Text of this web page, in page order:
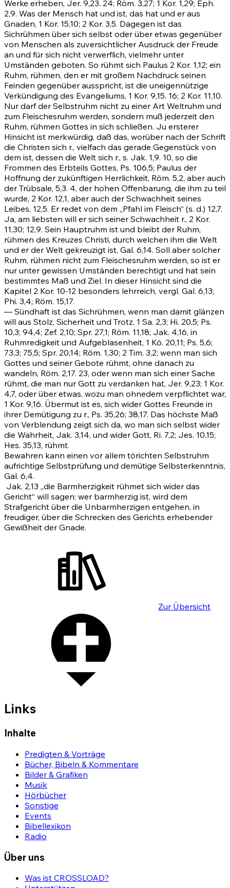
Werke erheben, Jer. 9,23. 24; Röm. 3,27; 1 Kor. 1,29; Eph.
2,9. Was der Mensch hat und ist, das hat und er aus
Gnaden, 1 Kor. 15,10; 2 Kor. 3,5. Dagegen ist das
Sichrühmen über sich selbst oder über etwas gegenüber
von Menschen als zuversichtlicher Ausdruck der Freude
an und für sich nicht verwerflich, vielmehr unter
Umständen geboten. So rühmt sich Paulus 2 Kor. 1,12; ein
Ruhm, rühmen, den er mit großem Nachdruck seinen
Feinden gegenüber ausspricht, ist die uneigennützige
Verkündigung des Evangeliums, 1 Kor. 9,15. 16; 2 Kor. 11,10.
Nur darf der Selbstruhm nicht zu einer Art Weltruhm und
zum Fleischesruhm werden, sondern muß jederzeit den
Ruhm, rühmen Gottes in sich schließen. Ju ersterer
Hinsicht ist merkwürdig, daß das, worüber nach der Schrift
die Christen sich r., vielfach das gerade Gegenstück von
dem ist, dessen die Welt sich r., s. Jak. 1,9. 10, so die
Frommen des Erbteils Gottes, Ps. 106,5; Paulus der
Hoffnung der zukünftigen Herrlichkeit, Röm. 5,2, aber auch
der Trübsale, 5,3. 4, der hohen Offenbarung, die ihm zu teil
wurde, 2 Kor. 12,1, aber auch der Schwachheit seines
Leibes, 12,5. Er redet von dem „Pfahl im Fleisch“ (s. d.) 12,7.
Ja, am liebsten will er sich seiner Schwachheit r., 2 Kor.
11,30; 12,9. Sein Hauptruhm ist und bleibt der Ruhm,
rühmen des Kreuzes Christi, durch welchen ihm die Welt
und er der Welt gekreuzigt ist, Gal. 6,14. Soll aber solcher
Ruhm, rühmen nicht zum Fleischesruhm werden, so ist er
nur unter gewissen Umständen berechtigt und hat sein
bestimmtes Maß und Ziel. In dieser Hinsicht sind die
Kapitel 2 Kor. 10-12 besonders lehrreich, vergl. Gal. 6,13;
Phi. 3,4; Röm. 15,17.
— Sündhaft ist das Sichrühmen, wenn man damit glänzen
will aus Stolz, Sicherheit und Trotz, 1 Sa. 2,3; Hi. 20,5; Ps.
10,3; 94,4; Zef. 2,10; Spr. 27,1; Röm. 11,18; Jak. 4,16, in
Ruhmredigkeit und Aufgeblasenheit, 1 Kö. 20,11; Ps. 5,6;
73,3; 75,5; Spr. 20,14; Röm. 1,30; 2 Tim. 3,2; wenn man sich
Gottes und seiner Gebote rühmt, ohne danach zu
wandeln, Röm. 2,17. 23, oder wenn man sich einer Sache
rühmt, die man nur Gott zu verdanken hat, Jer. 9,23; 1 Kor.
4,7, oder über etwas, wozu man ohnedem verpflichtet war,
1 Kor. 9,16. Übermut ist es, sich wider Gottes Freunde in
ihrer Demütigung zu r., Ps. 35,26; 38,17. Das höchste Maß
von Verblendung zeigt sich da, wo man sich selbst wider
die Wahrheit, Jak. 3,14, und wider Gott, Ri. 7,2; Jes. 10,15;
Hes. 35,13, rühmt.
Bewahren kann einen vor allem törichten Selbstruhm
aufrichtige Selbstprüfung und demütige Selbsterkenntnis,
Gal. 6,4.
Jak. 2,13 „die Barmherzigkeit rühmet sich wider das
Gericht“ will sagen: wer barmherzig ist, wird dem
Strafgericht über die Unbarmherzigen entgehen, in
freudiger, über die Schrecken des Gerichts erhebender
Gewißheit der Gnade.
Zur Übersicht
Links
Inhalte
Predigten & Vorträge
Bücher, Bibeln & Kommentare
Bilder & Grafiken
Musik
Hörbücher
Sonstige
Events
Bibellexikon
Radio
Über uns
Was ist CROSSLOAD?